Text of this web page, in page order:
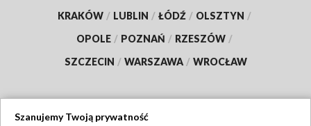
KRAKÓW / LUBLIN / ŁÓDŹ / OLSZTYN /
OPOLE / POZNAŃ / RZESZÓW /
SZCZECIN / WARSZAWA / WROCŁAW
Szanujemy Twoją prywatność